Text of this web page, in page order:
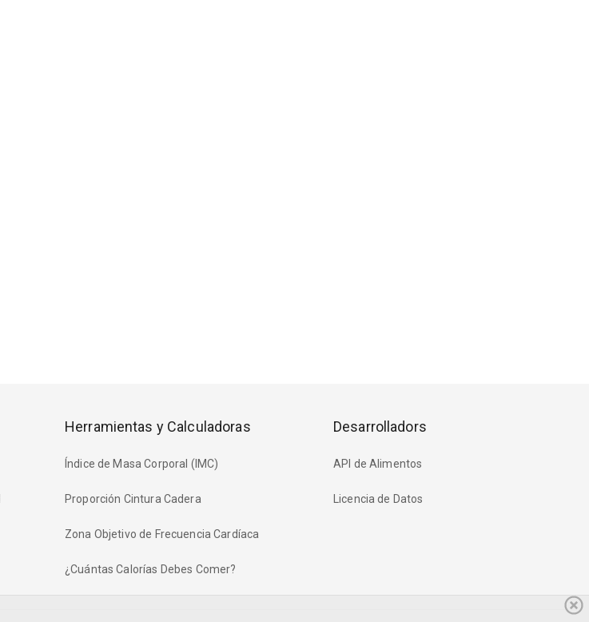
Herramientas y Calculadoras
Índice de Masa Corporal (IMC)
Proporción Cintura Cadera
Zona Objetivo de Frecuencia Cardíaca
¿Cuántas Calorías Debes Comer?
Desarrolladors
API de Alimentos
Licencia de Datos